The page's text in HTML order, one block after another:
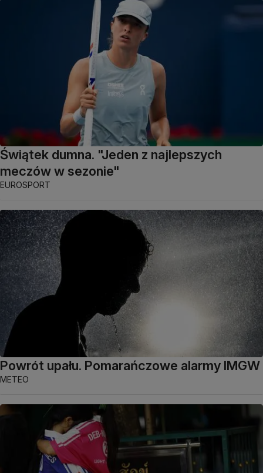
Świątek dumna. "Jeden z najlepszych
meczów w sezonie"
EUROSPORT
Powrót upału. Pomarańczowe alarmy IMGW
METEO